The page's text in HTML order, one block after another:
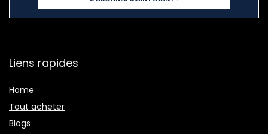
Liens rapides
Home
Tout acheter
Blogs